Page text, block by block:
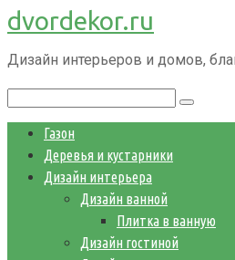
Перейти
к
контенту
dvordekor.ru
Дизайн интерьеров и домов,
Газон
Деревья и кустарники
Дизайн интерьера
Дизайн ванной
Плитка в ванную
Дизайн гостиной